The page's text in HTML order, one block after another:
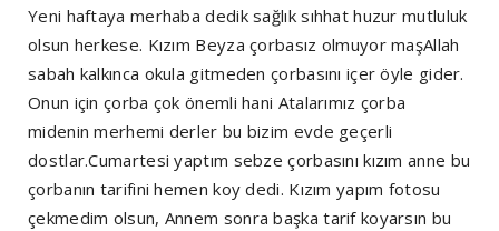
Yeni haftaya merhaba dedik sağlık sıhhat huzur mutluluk
olsun herkese. Kızım Beyza çorbasız olmuyor maşAllah
sabah kalkınca okula gitmeden çorbasını içer öyle gider.
Onun için çorba çok önemli hani Atalarımız çorba
midenin merhemi derler bu bizim evde geçerli
dostlar.Cumartesi yaptım sebze çorbasını kızım anne bu
çorbanın tarifini hemen koy dedi. Kızım yapım fotosu
çekmedim olsun, Annem sonra başka tarif koyarsın bu